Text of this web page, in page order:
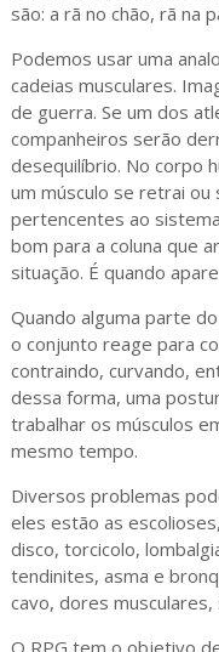
são: a rã no chão, rã na
Podemos usar uma
cadeias musculares.
de guerra. Se um dos
companheiros serão
desequilíbrio. No corpo
um músculo se retrai ou
pertencentes ao
bom para a coluna que
situação. É quando
Quando alguma parte
o conjunto reage para
contraindo, curvando,
dessa forma, uma
trabalhar os músculos
mesmo tempo.
Diversos problemas
eles estão as
disco, torcicolo,
tendinites, asma e
cavo, dores
O RPG tem o objetivo